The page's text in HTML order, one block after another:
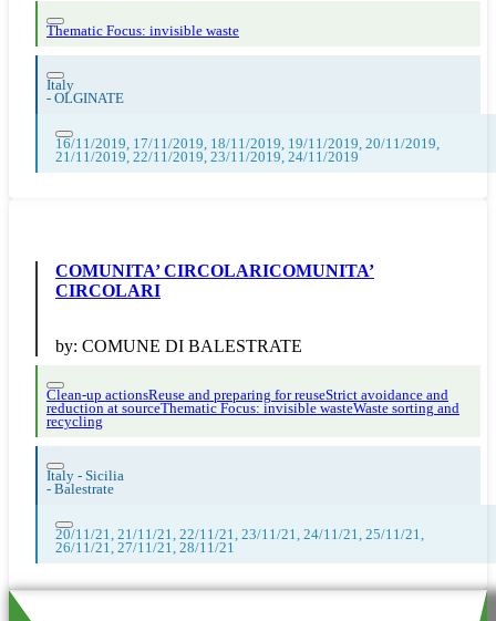
Thematic Focus: invisible waste
Italy
- OLGINATE
16/11/2019, 17/11/2019, 18/11/2019, 19/11/2019, 20/11/2019,
21/11/2019, 22/11/2019, 23/11/2019, 24/11/2019
COMUNITA’ CIRCOLARICOMUNITA’
CIRCOLARI
by: COMUNE DI BALESTRATE
Clean-up actionsReuse and preparing for reuseStrict avoidance and
reduction at sourceThematic Focus: invisible wasteWaste sorting and
recycling
Italy - Sicilia
- Balestrate
20/11/21, 21/11/21, 22/11/21, 23/11/21, 24/11/21, 25/11/21,
26/11/21, 27/11/21, 28/11/21